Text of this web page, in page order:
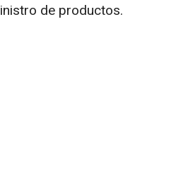
de productos.